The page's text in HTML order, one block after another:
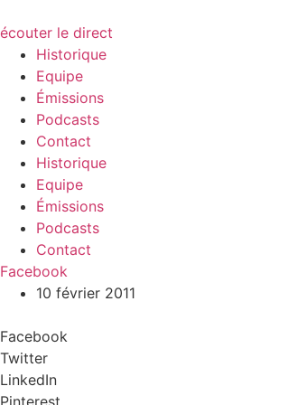
écouter le direct
Historique
Equipe
Émissions
Podcasts
Contact
Historique
Equipe
Émissions
Podcasts
Contact
Facebook
10 février 2011
Facebook
Twitter
LinkedIn
Pinterest